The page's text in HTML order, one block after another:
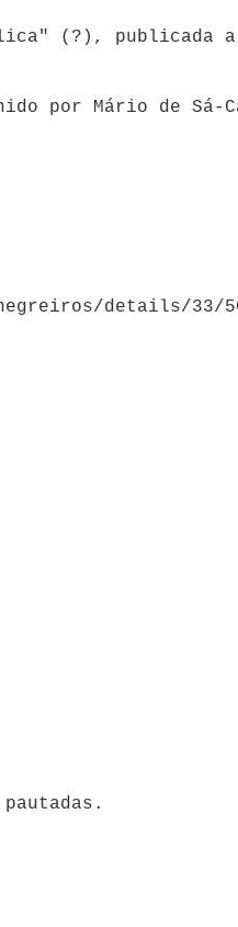
(?), publicada
por Mário de Sá-
details/33/